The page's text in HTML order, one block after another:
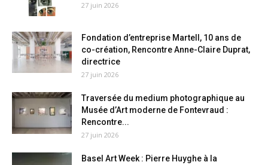
27 juin 2026
Fondation d’entreprise Martell, 10 ans de
co-création, Rencontre Anne-Claire Duprat,
directrice
27 juin 2026
Traversée du medium photographique au
Musée d’Art moderne de Fontevraud :
Rencontre...
27 juin 2026
Basel Art Week : Pierre Huyghe à la